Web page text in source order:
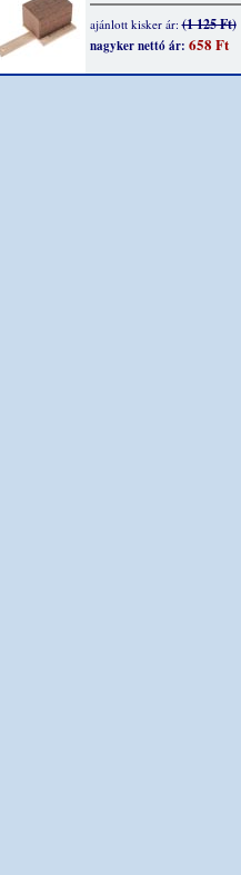
ajánlott kisker ár:(1 125 Ft)
nagyker nettó ár: 658 Ft